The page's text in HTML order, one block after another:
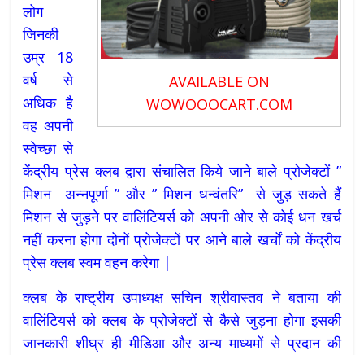
AVAILABLE ON
WOWOOOCART.COM
लोग
जिनकी
उम्र 18
वर्ष से
अधिक है
वह अपनी
स्वेच्छा से
केंद्रीय प्रेस क्लब द्वारा संचालित किये जाने बाले प्रोजेक्टों ”
मिशन अन्नपूर्णा ” और ” मिशन धन्वंतरि” से जुड़ सकते हैं
मिशन से जुड़ने पर वालिंटियर्स को अपनी ओर से कोई धन खर्च
नहीं करना होगा दोनों प्रोजेक्टों पर आने बाले खर्चों को केंद्रीय
प्रेस क्लब स्वम वहन करेगा |
क्लब के राष्ट्रीय उपाध्यक्ष सचिन श्रीवास्तव ने बताया की
वालिंटियर्स को क्लब के प्रोजेक्टों से कैसे जुड़ना होगा इसकी
जानकारी शीघ्र ही मीडिआ और अन्य माध्यमों से प्रदान की